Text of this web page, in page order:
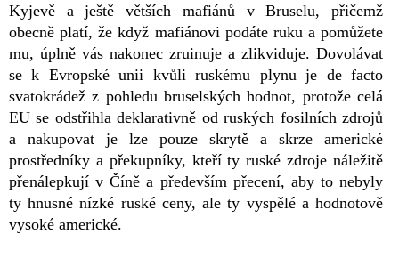
Kyjevě a ještě větších mafiánů v Bruselu, přičemž
obecně platí, že když mafiánovi podáte ruku a pomůžete
mu, úplně vás nakonec zruinuje a zlikviduje. Dovolávat
se k Evropské unii kvůli ruskému plynu je de facto
svatokrádež z pohledu bruselských hodnot, protože celá
EU se odstřihla deklarativně od ruských fosilních zdrojů
a nakupovat je lze pouze skrytě a skrze americké
prostředníky a překupníky, kteří ty ruské zdroje náležitě
přenálepkují v Číně a především přecení, aby to nebyly
ty hnusné nízké ruské ceny, ale ty vyspělé a hodnotově
vysoké americké.